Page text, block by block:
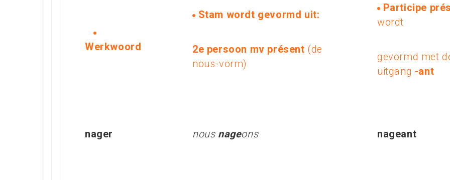
Werkwoord
Stam wordt gevormd uit:
2e persoon mv présent (de
nous-vorm)
Participe
wordt
gevormd met
uitgang -ant
nager nous nageons nageant